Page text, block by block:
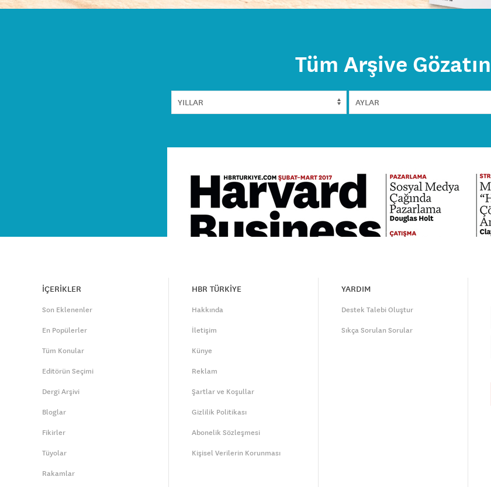
Tüm Arşive Gözatın
İÇERİKLER
Son Eklenenler
En Popülerler
Tüm Konular
Editörün Seçimi
Dergi Arşivi
Bloglar
Fikirler
Tüyolar
Rakamlar
HBR TÜRKİYE
Hakkında
İletişim
Künye
Reklam
Şartlar ve Koşullar
Gizlilik Politikası
Abonelik Sözleşmesi
Kişisel Verilerin Korunması
YARDIM
Destek Talebi Oluştur
Sıkça Sorulan Sorular